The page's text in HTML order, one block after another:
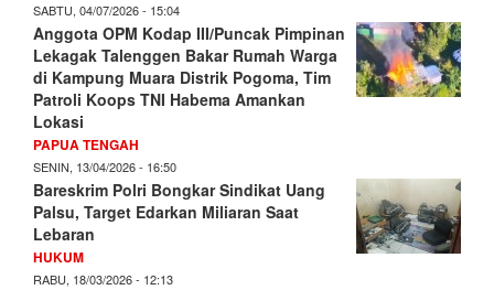
SABTU, 04/07/2026 - 15:04
Anggota OPM Kodap III/Puncak Pimpinan
Lekagak Talenggen Bakar Rumah Warga
di Kampung Muara Distrik Pogoma, Tim
Patroli Koops TNI Habema Amankan
Lokasi
PAPUA TENGAH
SENIN, 13/04/2026 - 16:50
Bareskrim Polri Bongkar Sindikat Uang
Palsu, Target Edarkan Miliaran Saat
Lebaran
HUKUM
RABU, 18/03/2026 - 12:13